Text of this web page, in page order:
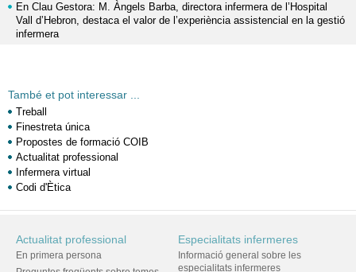
En Clau Gestora: M. Àngels Barba, directora infermera de l’Hospital
Vall d’Hebron, destaca el valor de l’experiència assistencial en la gestió
infermera
També et pot interessar ...
Treball
Finestreta única
Propostes de formació COIB
Actualitat professional
Infermera virtual
Codi d'Ètica
Actualitat professional
En primera persona
Especialitats infermeres
Informació general sobre les
especialitats infermeres